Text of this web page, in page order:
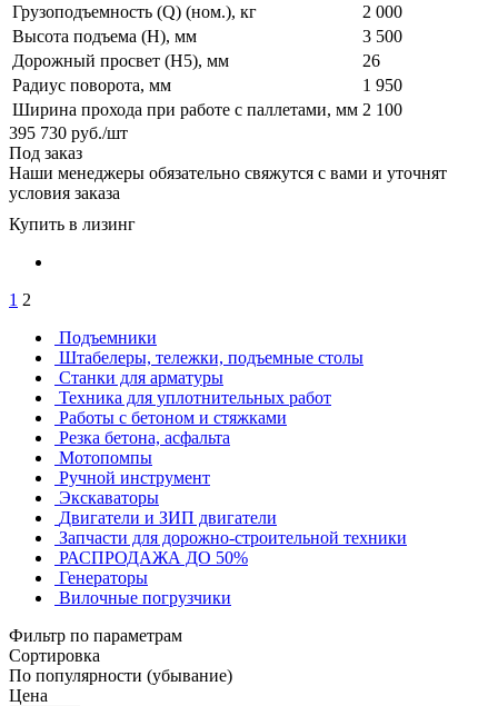
Грузоподъемность (Q) (ном.), кг
2 000
Высота подъема (H), мм
3 500
Дорожный просвет (H5), мм
26
Радиус поворота, мм
1 950
Ширина прохода при работе с паллетами, мм 2 100
395 730 руб./шт
Под заказ
Наши менеджеры обязательно свяжутся с вами и уточнят
условия заказа
Купить в лизинг
1 2
Подъемники
Штабелеры, тележки, подъемные столы
Станки для арматуры
Техника для уплотнительных работ
Работы с бетоном и стяжками
Резка бетона, асфальта
Мотопомпы
Ручной инструмент
Экскаваторы
Двигатели и ЗИП двигатели
Запчасти для дорожно-строительной техники
РАСПРОДАЖА ДО 50%
Генераторы
Вилочные погрузчики
Фильтр по параметрам
Сортировка
По популярности (убывание)
Цена